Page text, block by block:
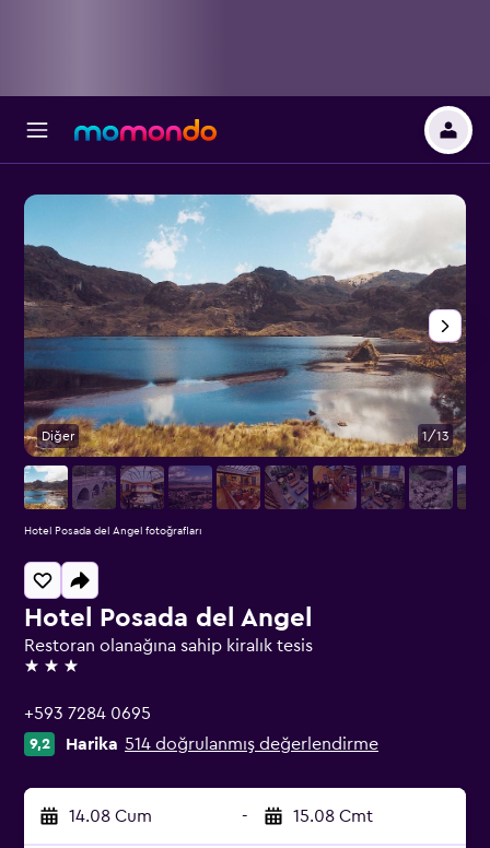
Hotel Posada del Angel
Restoran olanağına sahip kiralık tesis
3 yıldız
+593 7284 0695
9,2 Harika 514 doğrulanmış değerlendirme
14.08 Cum - 15.08 Cmt
Diğer 1/13
Hotel Posada del Angel fotoğrafları